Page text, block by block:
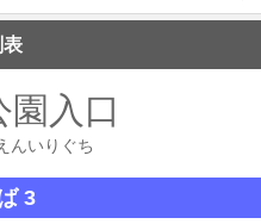
表
入口
んいりぐち
3